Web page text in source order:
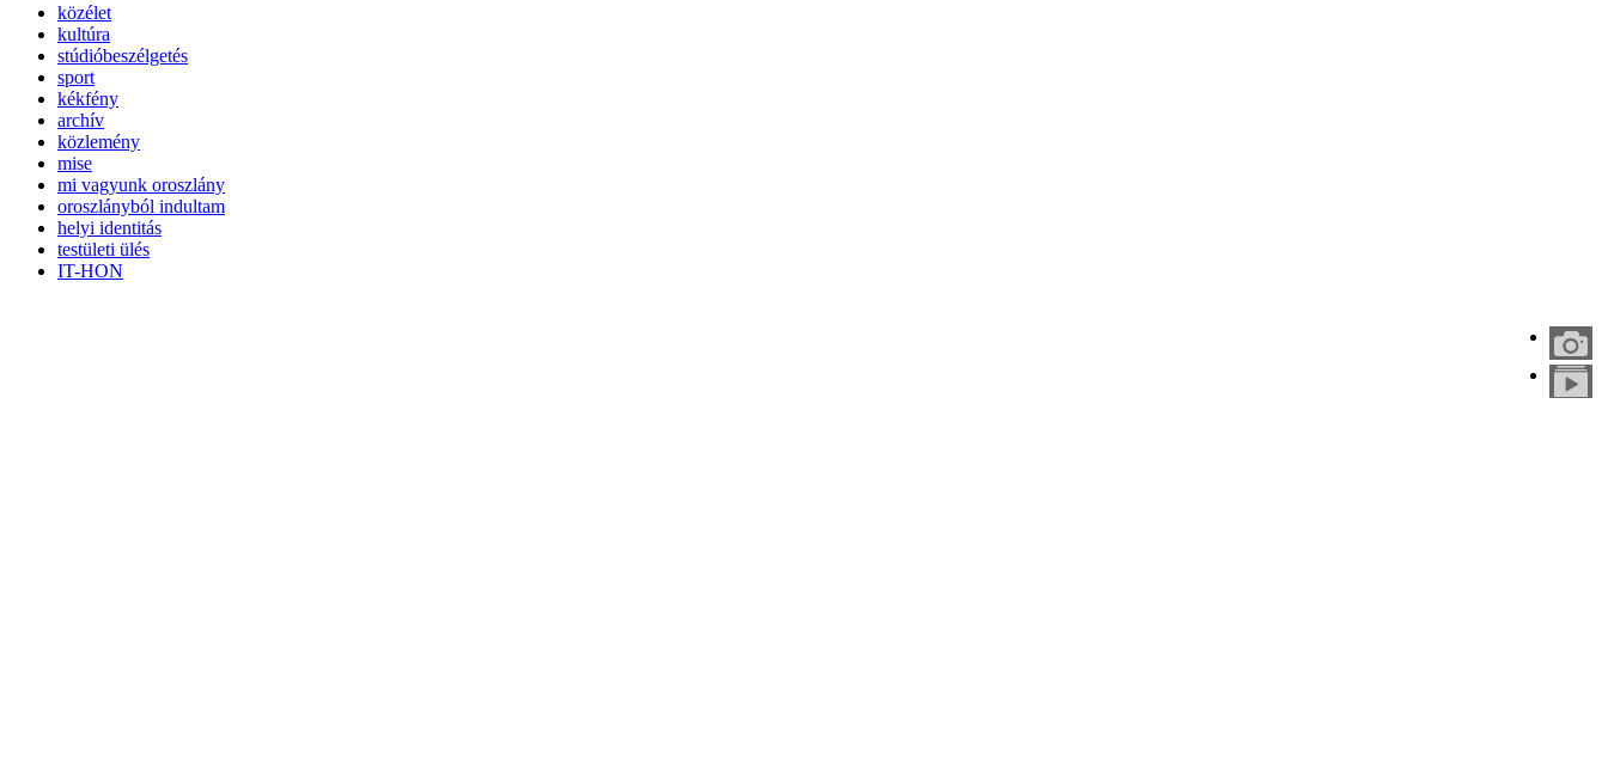
közélet
kultúra
stúdióbeszélgetés
sport
kékfény
archív
közlemény
mise
mi vagyunk oroszlány
oroszlányból indultam
helyi identitás
testületi ülés
IT-HON